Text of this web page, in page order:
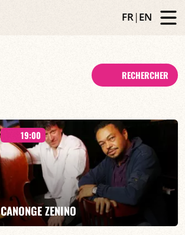
FR|EN
RECHERCHER
19:00
CANONGE ZENINO